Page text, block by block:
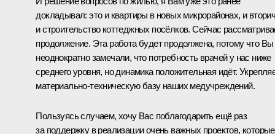
докладывал: это и квартиры в новых микрорайонах, и
и строительство коттеджных посёлков. Сейчас
продолжение. Эта работа будет продолжена, потому что Вы
неоднократно замечали, что потребность врачей у нас ниже
среднего уровня, но динамика положительная идёт.
материально-техническую базу наших медучреждений.
Пользуясь случаем, хочу Вас поблагодарить ещё раз
за поддержку в реализации очень важных проектов, которые